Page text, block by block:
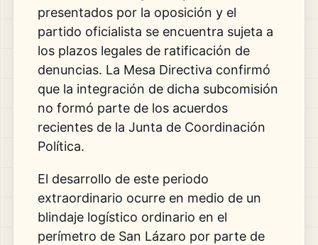
presentados por la oposición y el
partido oficialista se encuentra sujeta a
los plazos legales de ratificación de
denuncias. La Mesa Directiva confirmó
que la integración de dicha subcomisión
no formó parte de los acuerdos
recientes de la Junta de Coordinación
Política.
El desarrollo de este periodo
extraordinario ocurre en medio de un
blindaje logístico ordinario en el
perímetro de San Lázaro por parte de